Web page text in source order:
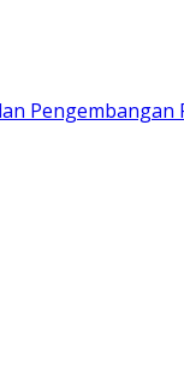
Pengembangan